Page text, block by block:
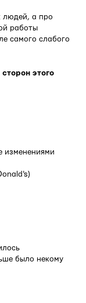
людей, а про
работы
самого слабого
этого
изменениями
было некому